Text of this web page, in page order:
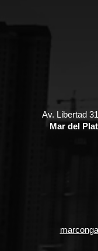
Av. Libertad
Mar del